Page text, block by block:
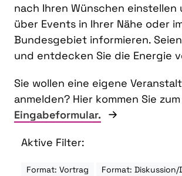
nach Ihren Wünschen einstellen
über Events in Ihrer Nähe oder
Bundesgebiet informieren.
und entdecken Sie die Energie
Sie wollen eine eigene
anmelden? Hier kommen Sie zum
Eingabeformular.
Aktive Filter:
Format: Vortrag
Format: Diskussion/